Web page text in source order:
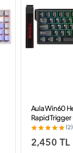
Aula Win60
Rapid
8000Hz RGB(2)
2,450 TL